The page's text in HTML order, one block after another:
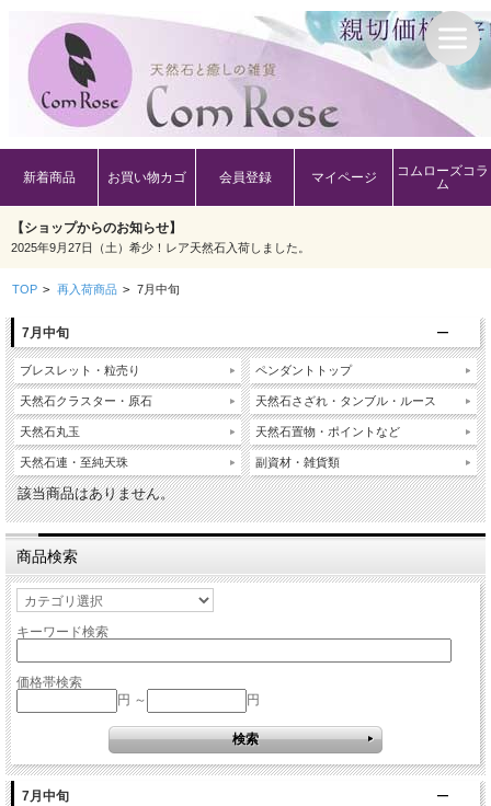
新着商品 お買い物カゴ 会員登録 マイページ
コムローズコラ
ム
【ショップからのお知らせ】
2025年9月27日（土）希少！レア天然石入荷しました。
TOP > 再入荷商品 > 7月中旬
7月中旬
ブレスレット・粒売り
天然石クラスター・原石
天然石丸玉
天然石連・至純天珠
ペンダントトップ
天然石さざれ・タンブル・ルース
天然石置物・ポイントなど
副資材・雑貨類
該当商品はありません。
商品検索
キーワード検索
価格帯検索
円 ～
円
7月中旬